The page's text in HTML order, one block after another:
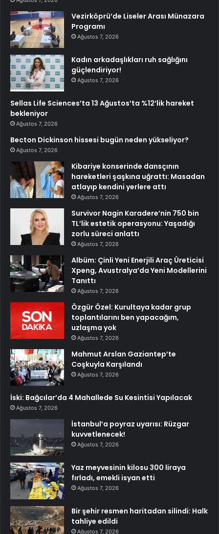
Vezirköprü’de Liseler Arası Münazara
Programı
Ağustos 7, 2026
Kadın arkadaşlıkları ruh sağlığını
güçlendiriyor!
Ağustos 7, 2026
Sellas Life Sciences’ta 13 Ağustos’ta %12’lik hareket
bekleniyor
Ağustos 7, 2026
Becton Dickinson hissesi bugün neden yükseliyor?
Ağustos 7, 2026
Kibariye konserinde dansçının
hareketleri şaşkına uğrattı: Masadan
atlayıp kendini yerlere attı
Ağustos 7, 2026
Survivor Nagin Karadere’nin 750 bin
TL’lik estetik operasyonu: Yaşadığı
zorlu süreci anlattı
Ağustos 7, 2026
Albüm: Çinli Yeni Enerjili Araç Üreticisi
Xpeng, Avustralya’da Yeni Modellerini
Tanıttı
Ağustos 7, 2026
Özgür Özel: Kurultaya kadar grup
toplantılarını ben yapacağım,
uzlaşma yok
Ağustos 7, 2026
Mahmut Arslan Gaziantep’te
Coşkuyla Karşılandı
Ağustos 7, 2026
İski: Bağcılar’da 4 Mahallede Su Kesintisi Yapılacak
Ağustos 7, 2026
İstanbul’a poyraz uyarısı: Rüzgar
kuvvetlenecek!
Ağustos 7, 2026
Yaz meyvesinin kilosu 300 liraya
fırladı, emekli isyan etti
Ağustos 7, 2026
Bir şehir resmen haritadan silindi: Halk
tahliye edildi
Ağustos 7, 2026